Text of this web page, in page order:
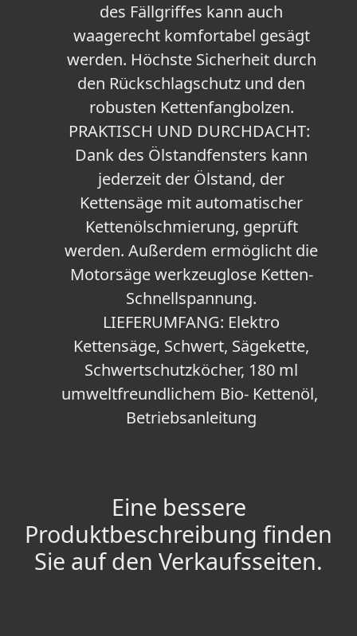
des Fällgriffes kann auch
waagerecht komfortabel gesägt
werden. Höchste Sicherheit durch
den Rückschlagschutz und den
robusten Kettenfangbolzen.
PRAKTISCH UND DURCHDACHT:
Dank des Ölstandfensters kann
jederzeit der Ölstand, der
Kettensäge mit automatischer
Kettenölschmierung, geprüft
werden. Außerdem ermöglicht die
Motorsäge werkzeuglose Ketten-
Schnellspannung.
LIEFERUMFANG: Elektro
Kettensäge, Schwert, Sägekette,
Schwertschutzköcher, 180 ml
umweltfreundlichem Bio- Kettenöl,
Betriebsanleitung
Eine bessere
Produktbeschreibung finden
Sie auf den Verkaufsseiten.